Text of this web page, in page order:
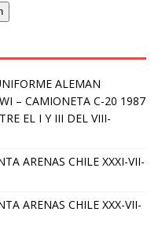
ALEMAN
– CAMIONETA C-20 1987
EL I Y III DEL VIII-
ARENAS CHILE XXXI-VII-
ARENAS CHILE XXX-VII-